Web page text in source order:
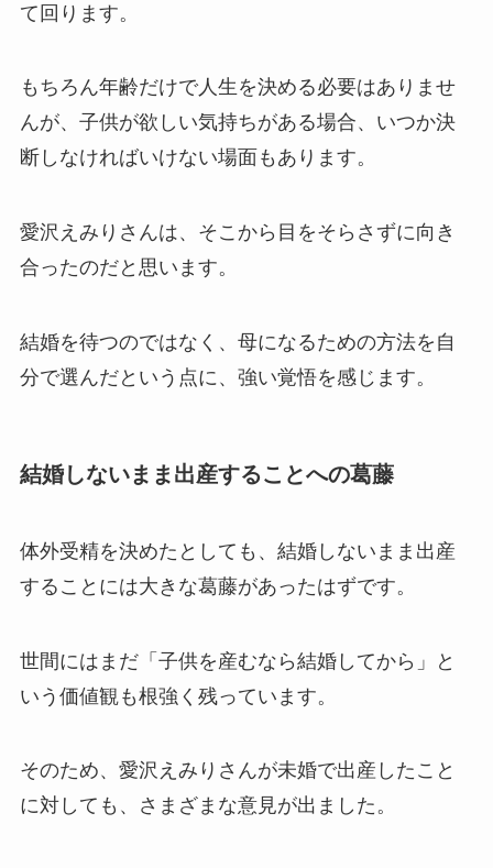
て回ります。
もちろん年齢だけで人生を決める必要はありませ
んが、子供が欲しい気持ちがある場合、いつか決
断しなければいけない場面もあります。
愛沢えみりさんは、そこから目をそらさずに向き
合ったのだと思います。
結婚を待つのではなく、母になるための方法を自
分で選んだという点に、強い覚悟を感じます。
結婚しないまま出産することへの葛藤
体外受精を決めたとしても、結婚しないまま出産
することには大きな葛藤があったはずです。
世間にはまだ「子供を産むなら結婚してから」と
いう価値観も根強く残っています。
そのため、愛沢えみりさんが未婚で出産したこと
に対しても、さまざまな意見が出ました。